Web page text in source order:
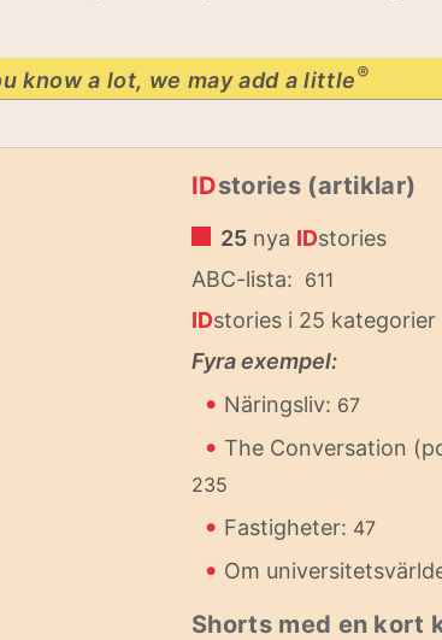
know a lot, we may add a little®
IDstories (artiklar)
25 nya IDstories
ABC-lista: 611
IDstories i 25 kategorier
Fyra exempel:
• Näringsliv: 67
• The Conversation
235
• Fastigheter: 47
• Om
Shorts med en kort